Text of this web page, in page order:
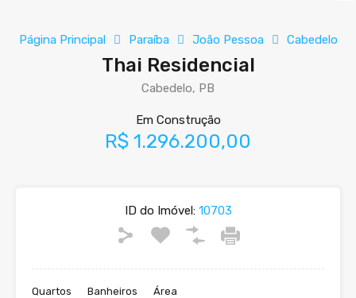
Página Principal Paraíba João Pessoa Cabedelo
Thai Residencial
Cabedelo, PB
Em Construção
R$ 1.296.200,00
ID do Imóvel:10703
Quartos Banheiros Área